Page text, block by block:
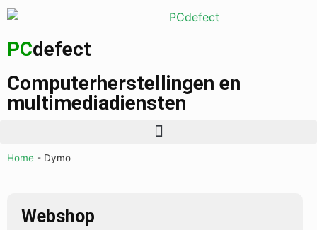
PCdefect
Computerherstellingen en
multimediadiensten
Home - Dymo
Webshop